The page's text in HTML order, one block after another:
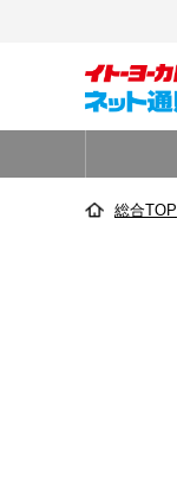
総合TOP